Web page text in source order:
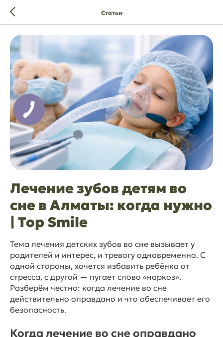
Статьи
Лечение зубов детям во
сне в Алматы: когда нужно
| Top Smile
Тема лечения детских зубов во сне вызывает у
родителей и интерес, и тревогу одновременно. С
одной стороны, хочется избавить ребёнка от
стресса, с другой — пугает слово «наркоз».
Разберём честно: когда лечение во сне
действительно оправдано и что обеспечивает его
безопасность.
Когда лечение во сне оправдано